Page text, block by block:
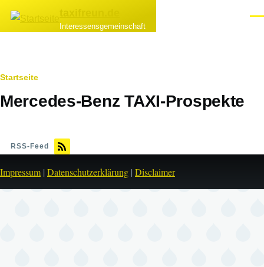
Direkt zum Inhalttaxifreun.de
Interessensgemeinschaft
Pfadnavigation
Startseite
Mercedes-Benz TAXI-Prospekte
RSS-Feed
Impressum | Datenschutzerklärung | Disclaimer